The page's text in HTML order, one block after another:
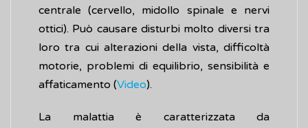
centrale (cervello, midollo spinale e nervi
ottici). Può causare disturbi molto diversi tra
loro tra cui alterazioni della vista, difficoltà
motorie, problemi di equilibrio, sensibilità e
affaticamento (Video).
La malattia è caratterizzata da